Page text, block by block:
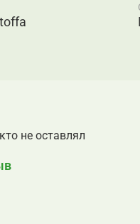
не оставлял